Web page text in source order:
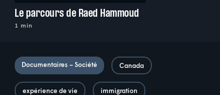
Le parcours de Raed Hammoud
1 min
Documentaires – Société Canada
expérience de vie immigration